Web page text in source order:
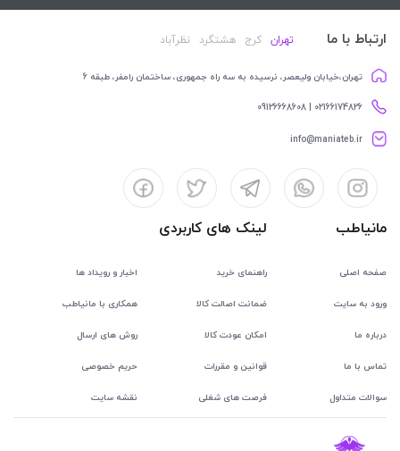
ارتباط با ما تهران کرج هشتگرد نظرآباد
تهران،خیابان ولیعصر، نرسیده به سه راه جمهوری، ساختمان رامفر، طبقه 6
02166174826 | 09126668608
info@maniateb.ir
مانیاطب
صفحه اصلی
ورود به سایت
درباره ما
تماس با ما
سوالات متداول
لینک های کاربردی
راهنمای خرید اخبار و رویداد ها
ضمانت اصالت کالا همکاری با مانیاطب
امکان عودت کالا روش های ارسال
قوانین و مقررات حریم خصوصی
فرصت های شغلی نقشه سایت